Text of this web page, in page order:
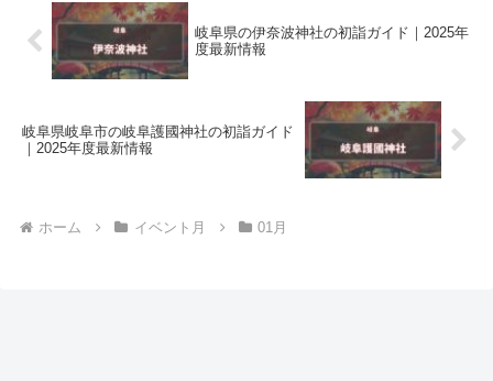
岐阜県の伊奈波神社の初詣ガイド｜2025年
度最新情報
岐阜県岐阜市の岐阜護國神社の初詣ガイド
｜2025年度最新情報
ホーム イベント月 01月